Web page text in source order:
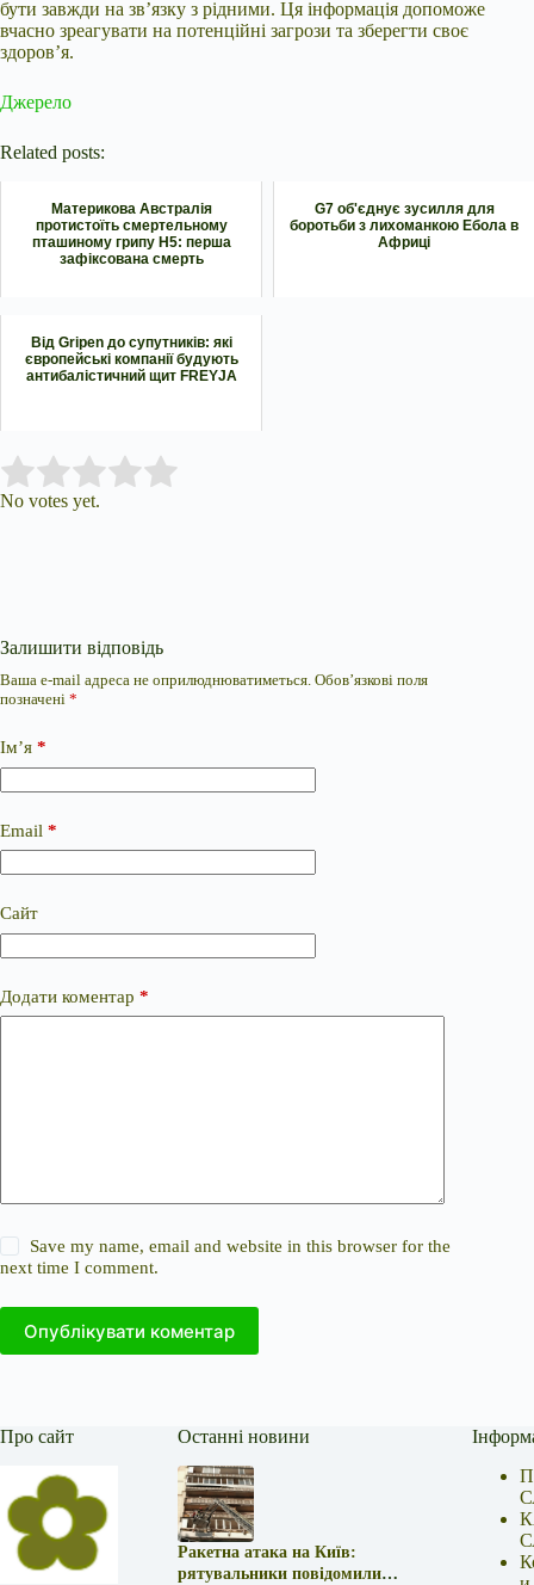
бути завжди на зв’язку з рідними. Ця інформація допоможе
вчасно зреагувати на потенційні загрози та зберегти своє
здоров’я.
Джерело
Related posts:
Материкова Австралія
протистоїть смертельному
пташиному грипу H5: перша
зафіксована смерть
G7 об'єднує зусилля для
боротьби з лихоманкою Ебола в
Африці
Від Gripen до супутників: які
європейські компанії будують
антибалістичний щит FREYJA
Rate this item:
No votes yet.
Залишити відповідь
Ваша e-mail адреса не оприлюднюватиметься. Обов’язкові поля
позначені *
Ім’я *
Email *
Сайт
Додати коментар *
Save my name, email and website in this browser for the
next time I comment.
Опублікувати коментар
Про сайт Останні новини
Ракетна атака на Київ:
рятувальники повідомили